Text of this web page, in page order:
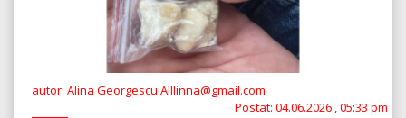
autor: Alina Georgescu Alllinna@gmail.com
Postat: 04.06.2026 , 05:33 pm